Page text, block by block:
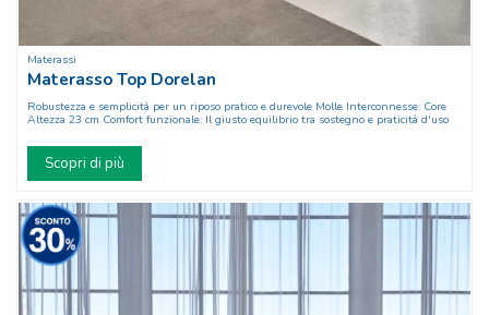
Materassi
Materasso Top Dorelan
Robustezza e semplicità per un riposo pratico e durevole Molle Interconnesse: Core
Altezza 23 cm Comfort funzionale: Il giusto equilibrio tra sostegno e praticità d'uso
Scopri di più